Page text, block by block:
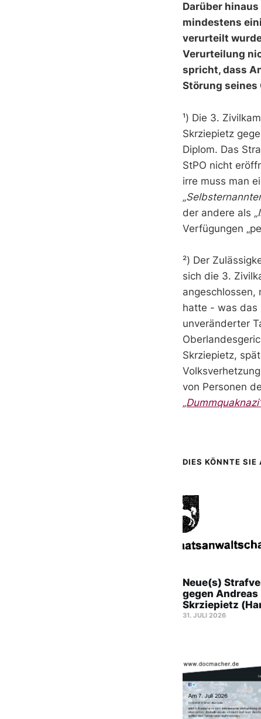
Darüber
mindestens
verurteilt
Verurteilung
spricht, dass
Störung seines
¹) Die 3.
Skrziepietz
Diplom. Das
StPO nicht
irre muss man
der andere als
Verfügungen
²) Der
sich die 3.
angeschlossen,
hatte - was das
unveränderter
Skrziepietz,
von Personen
DIES KÖNNTE SIE
Neue(s)
gegen Andreas
Skrziepietz
31. JULI 2026